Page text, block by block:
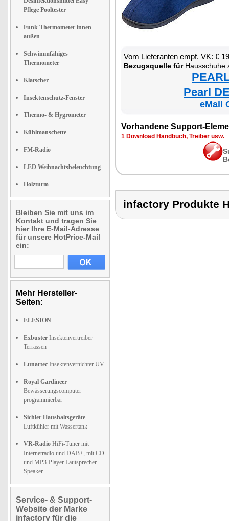
Pflege Pooltester
Funk Thermometer innen
außen
Schwimmfähiges
Thermometer
Klatscher
Insektenschutz-Fenster
Thermo- & Hygrometer
Kühlmanschette
FM-Radio
LED Weihnachtsbeleuchtung
Holzturm
Bleiben Sie mit uns im
Kontakt und tragen Sie
hier Ihre E-Mail-Adresse
für unsere HotPrice-Mail
ein:
Mehr Hersteller-
Seiten:
ELESION
Exbuster Insektenvertreiber
Terrassen
Lunartec Insektenvernichter UV
Royal Gardineer
Bewässerungscomputer
programmierbar
Sichler Haushaltsgeräte
Luftkühler mit Wassertank
VR-Radio HiFi-Tuner mit
Internetradio und DAB+, mit CD-
und MP3-Player Lautsprecher
Speaker
Service- & Support-
Website der Marke
infactory für die
Vom Lieferanten empf. VK: €
Bezugsquelle fürHausschuhe
Pearl
eMall
Vorhandene Support-
1 Download Handbuch, Treiber usw.
infactory Produkte